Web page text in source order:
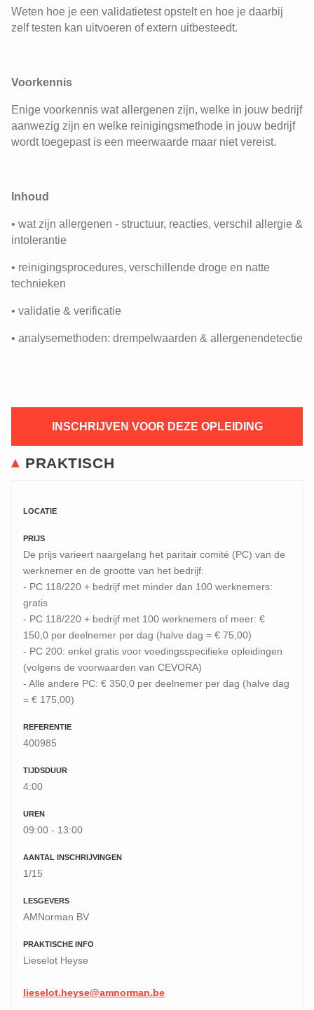
Weten hoe je een validatietest opstelt en hoe je daarbij
zelf testen kan uitvoeren of extern uitbesteedt.
Voorkennis
Enige voorkennis wat allergenen zijn, welke in jouw bedrijf
aanwezig zijn en welke reinigingsmethode in jouw bedrijf
wordt toegepast is een meerwaarde maar niet vereist.
Inhoud
• wat zijn allergenen - structuur, reacties, verschil allergie &
intolerantie
• reinigingsprocedures, verschillende droge en natte
technieken
• validatie & verificatie
• analysemethoden: drempelwaarden & allergenendetectie
INSCHRIJVEN VOOR DEZE OPLEIDING
PRAKTISCH
LOCATIE
PRIJS
De prijs varieert naargelang het paritair comité (PC) van de
werknemer en de grootte van het bedrijf:
- PC 118/220 + bedrijf met minder dan 100 werknemers:
gratis
- PC 118/220 + bedrijf met 100 werknemers of meer: €
150,0 per deelnemer per dag (halve dag = € 75,00)
- PC 200: enkel gratis voor voedingsspecifieke opleidingen
(volgens de voorwaarden van CEVORA)
- Alle andere PC: € 350,0 per deelnemer per dag (halve dag
= € 175,00)
REFERENTIE
400985
TIJDSDUUR
4:00
UREN
09:00 - 13:00
AANTAL INSCHRIJVINGEN
1/15
LESGEVERS
AMNorman BV
PRAKTISCHE INFO
Lieselot Heyse
lieselot.heyse@amnorman.be